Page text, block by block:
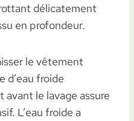
délicatement
en profondeur.
le vêtement
d’eau froide
le lavage assure
L’eau froide a